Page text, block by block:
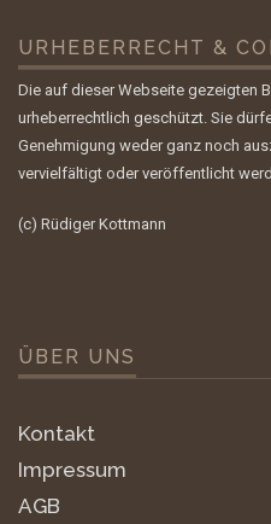
URHEBERRECHT &
Die auf dieser Webseite gezeigten
urheberrechtlich geschützt. Sie
Genehmigung weder ganz noch
vervielfältigt oder veröffentlicht
(c) Rüdiger Kottmann
ÜBER UNS
Kontakt
Impressum
AGB